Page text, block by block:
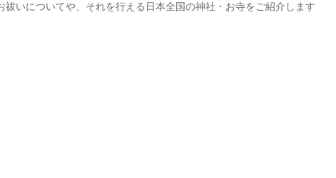
祓いについてや、それを行える日本全国の神社・お寺をご紹介します